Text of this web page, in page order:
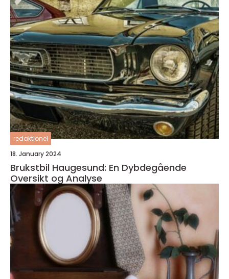
redaktionel
18. January 2024
Brukstbil Haugesund: En Dybdegående
Oversikt og Analyse